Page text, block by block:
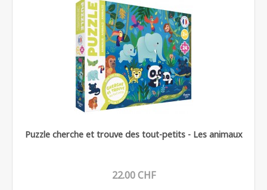
Puzzle cherche et trouve des tout-petits - Les animaux
22.00 CHF